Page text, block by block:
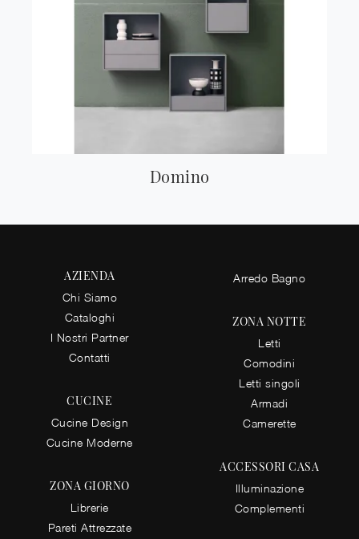
Domino
AZIENDA
Chi Siamo
Cataloghi
I Nostri Partner
Contatti
CUCINE
Cucine Design
Cucine Moderne
ZONA GIORNO
Librerie
Pareti Attrezzate
Arredo Bagno
ZONA NOTTE
Letti
Comodini
Letti singoli
Armadi
Camerette
ACCESSORI CASA
Illuminazione
Complementi